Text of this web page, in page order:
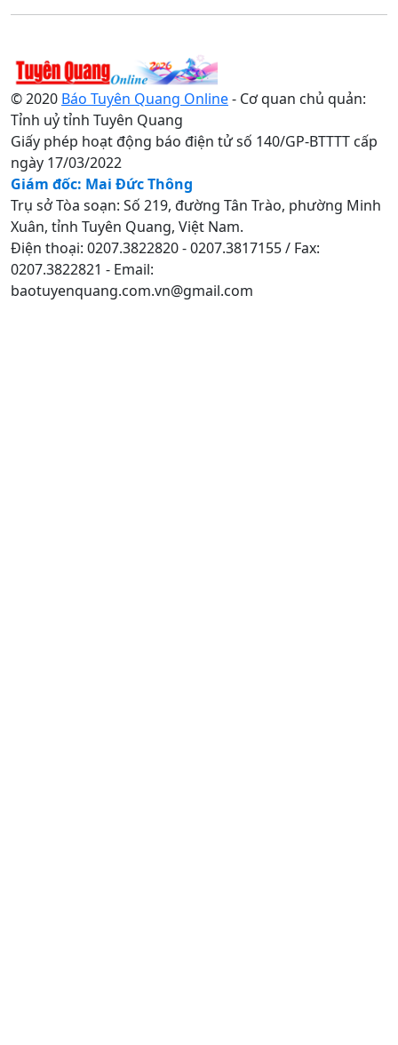
© 2020 Báo Tuyên Quang Online- Cơ quan chủ quản:
Tỉnh uỷ tỉnh Tuyên Quang
Giấy phép hoạt động báo điện tử số 140/GP-BTTTT cấp
ngày 17/03/2022
Giám đốc: Mai Đức Thông
Trụ sở Tòa soạn: Số 219, đường Tân Trào, phường Minh
Xuân, tỉnh Tuyên Quang, Việt Nam.
Điện thoại: 0207.3822820 - 0207.3817155 / Fax:
0207.3822821 - Email:
baotuyenquang.com.vn@gmail.com